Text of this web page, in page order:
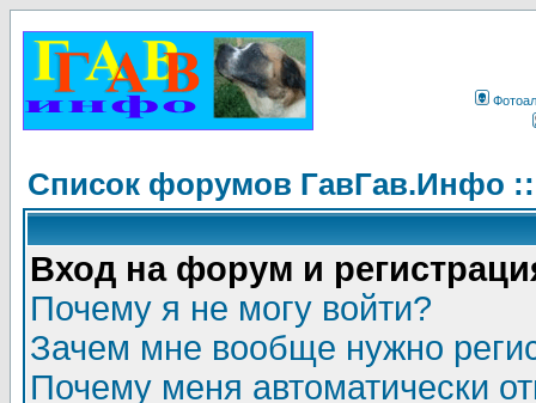
Список форумов ГавГав.Инфо
Вход на форум и
Почему я не могу войти?
Зачем мне вообще нужно
Почему меня автоматически